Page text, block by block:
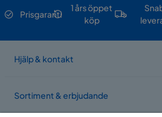
Prisgaranti
1 års öppet
köp
Hjälp & kontakt
Sortiment & erbjudande